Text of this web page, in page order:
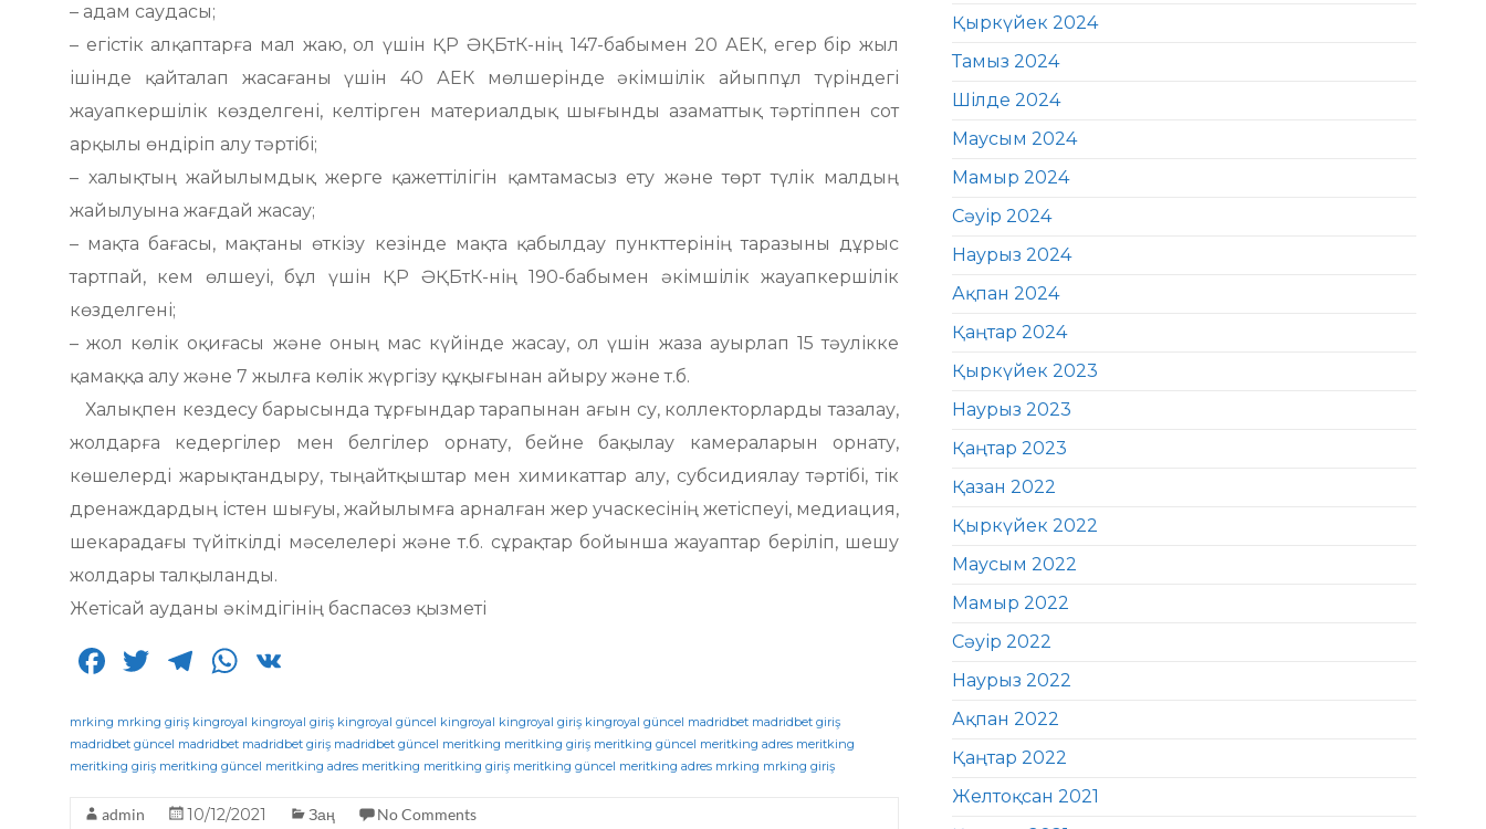
– адам саудасы;
– егістік алқаптарға мал жаю, ол үшін ҚР ӘҚБтК-нің 147-бабымен 20 АЕК, егер бір жыл
ішінде қайталап жасағаны үшін 40 АЕК мөлшерінде әкімшілік айыппұл түріндегі
жауапкершілік көзделгені, келтірген материалдық шығынды азаматтық тәртіппен сот
арқылы өндіріп алу тәртібі;
– халықтың жайылымдық жерге қажеттілігін қамтамасыз ету және төрт түлік малдың
жайылуына жағдай жасау;
– мақта бағасы, мақтаны өткізу кезінде мақта қабылдау пункттерінің таразыны дұрыс
тартпай, кем өлшеуі, бұл үшін ҚР ӘҚБтК-нің 190-бабымен әкімшілік жауапкершілік
көзделгені;
– жол көлік оқиғасы және оның мас күйінде жасау, ол үшін жаза ауырлап 15 тәулікке
қамаққа алу және 7 жылға көлік жүргізу құқығынан айыру және т.б.
Халықпен кездесу барысында тұрғындар тарапынан ағын су, коллекторларды тазалау,
жолдарға кедергілер мен белгілер орнату, бейне бақылау камераларын орнату,
көшелерді жарықтандыру, тыңайтқыштар мен химикаттар алу, субсидиялау тәртібі, тік
дренаждардың істен шығуы, жайылымға арналған жер учаскесінің жетіспеуі, медиация,
шекарадағы түйіткілді мәселелері және т.б. сұрақтар бойынша жауаптар беріліп, шешу
жолдары талқыланды.
Жетісай ауданы әкімдігінің баспасөз қызметі
F
c
e
b
T
it
te
T
e
g
ra
W
a
ts
A
mrking mrking giriş kingroyal kingroyal giriş kingroyal güncel kingroyal kingroyal giriş kingroyal güncel madridbet madridbet giriş
madridbet güncel madridbet madridbet giriş madridbet güncel meritking meritking giriş meritking güncel meritking adres meritking
meritking giriş meritking güncel meritking adres meritking meritking giriş meritking güncel meritking adres mrking mrking giriş
admin 10/12/2021 Заң No Comments
Қыркүйек 2024
Тамыз 2024
Шілде 2024
Маусым 2024
Мамыр 2024
Сәуір 2024
Наурыз 2024
Ақпан 2024
Қаңтар 2024
Қыркүйек 2023
Наурыз 2023
Қаңтар 2023
Қазан 2022
Қыркүйек 2022
Маусым 2022
Мамыр 2022
Сәуір 2022
Наурыз 2022
Ақпан 2022
Қаңтар 2022
Желтоқсан 2021